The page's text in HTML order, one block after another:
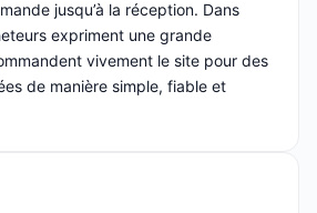
jusqu’à la réception. Dans
expriment une grande
vivement le site pour des
de manière simple, fiable et